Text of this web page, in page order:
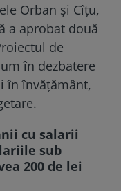
Orban și Cîțu,
a aprobat două
de
în dezbatere
în învățământ,
cu salarii
sub
200 de lei